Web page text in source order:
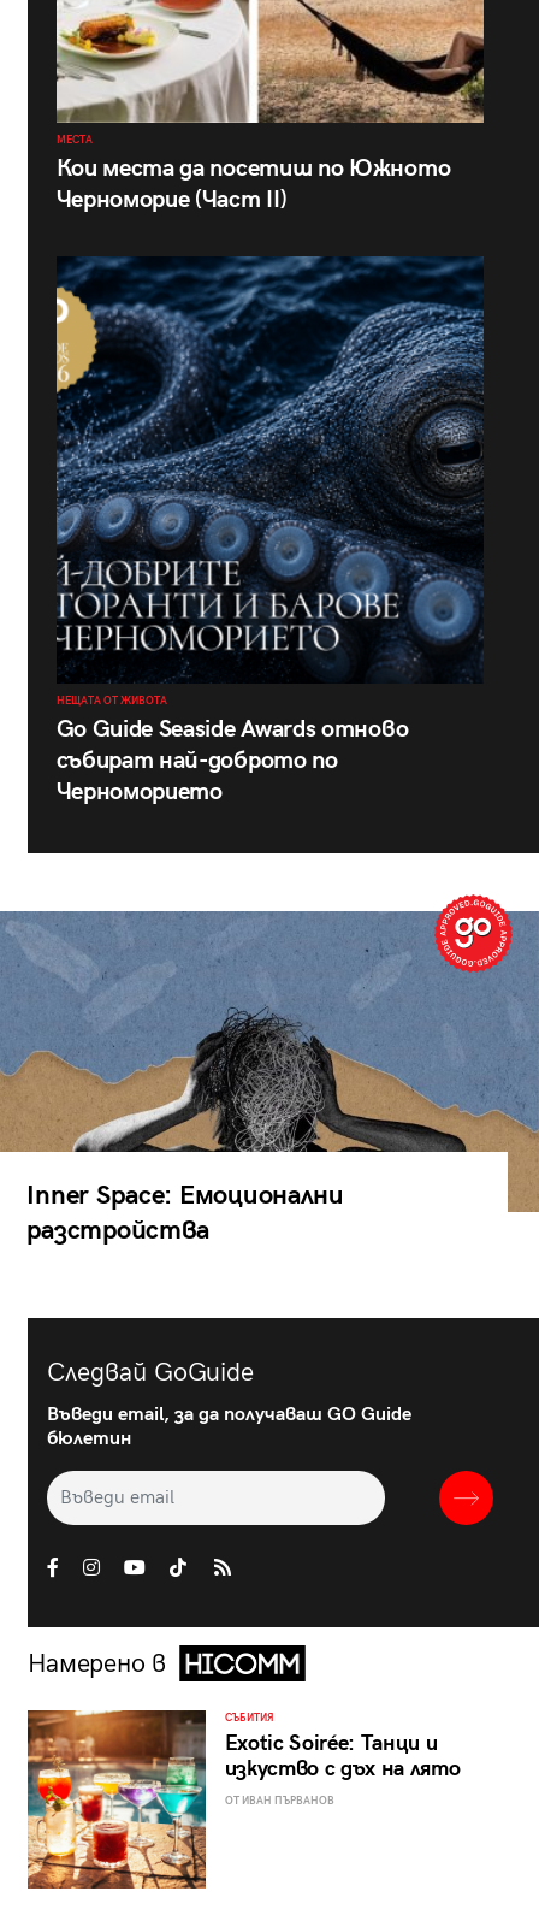
МЕСТА
Кои места да посетиш по Южното
Черноморие (Част II)
НЕЩАТА ОТ ЖИВОТА
Go Guide Seaside Awards отново
събират най-доброто по
Черноморието
Inner Space: Емоционални
разстройства
Следвай GoGuide
Въведи email, за да получаваш GO Guide
бюлетин
Намерено в
СЪБИТИЯ
Exotic Soirée: Танци и
изкуство с дъх на лято
ОТ ИВАН ПЪРВАНОВ